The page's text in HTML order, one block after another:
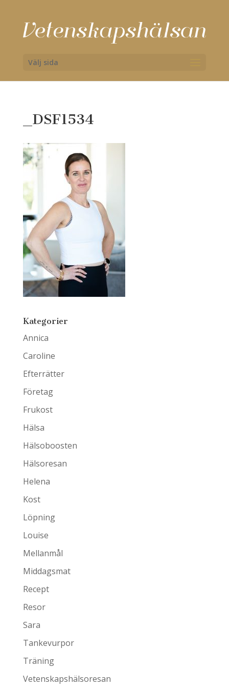
Välj sida
_DSF1534
Kategorier
Annica
Caroline
Efterrätter
Företag
Frukost
Hälsa
Hälsoboosten
Hälsoresan
Helena
Kost
Löpning
Louise
Mellanmål
Middagsmat
Recept
Resor
Sara
Tankevurpor
Träning
Vetenskapshälsoresan